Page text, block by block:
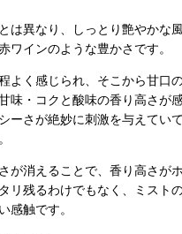
は異なり、しっとり艶やかな
ワインのような豊かさです。
よく感じられ、そこから甘口
味・コクと酸味の香り高さが
ーさが絶妙に刺激を与えてい
が消えることで、香り高さが
リ残るわけでもなく、ミスト
感触です。